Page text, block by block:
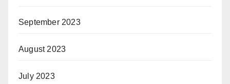
September 2023
August 2023
July 2023